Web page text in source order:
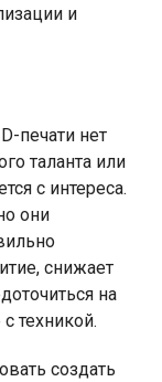
и
печати нет
таланта или
с интереса.
они
снижает
на
техникой.
создать